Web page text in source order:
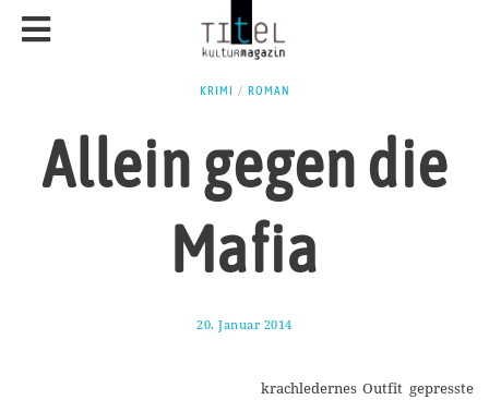
KRIMI / ROMAN
Allein gegen die
Mafia
20. Januar 2014
ä
krachledernes Outfit gepresste